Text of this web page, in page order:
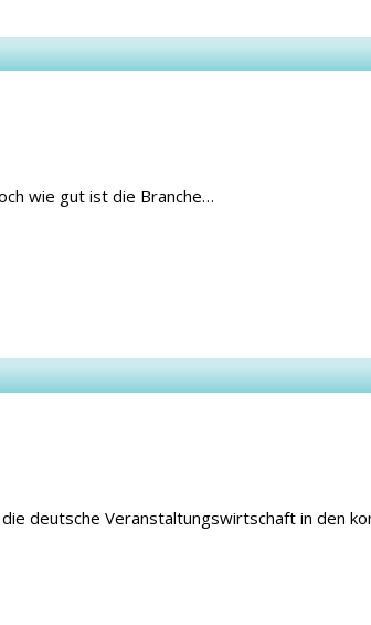
wie gut ist die Branche…
deutsche Veranstaltungswirtschaft in den